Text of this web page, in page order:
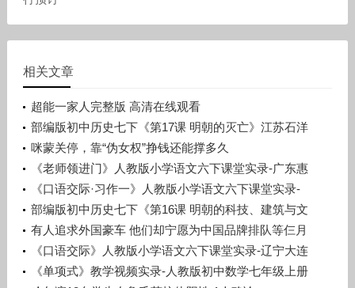
相关文章
超能一家人完整版 高清在线观看
部编版初中历史七下《第17课 明朝的灭亡》江苏石洋
洋
咪蒙关停，靠“伪女权”挣钱还能撑多久
《老师领进门》人教版小学语文六下课堂实录-广东惠
州市_惠阳区-许晓云
《口语交际·习作一》人教版小学语文六下课堂实录-
广西梧州市_蒙山县-潘少丽
部编版初中历史七下《第16课 明朝的科技、建筑与文
学》辽宁孙浩
有人追求外国豪车 他们却宁愿为中国品牌排队等仨月
《口语交际》人教版小学语文六下课堂实录-辽宁大连
市_旅顺口区-宋晨溪
《单项式》教学视频实录-人教版初中数学七年级上册